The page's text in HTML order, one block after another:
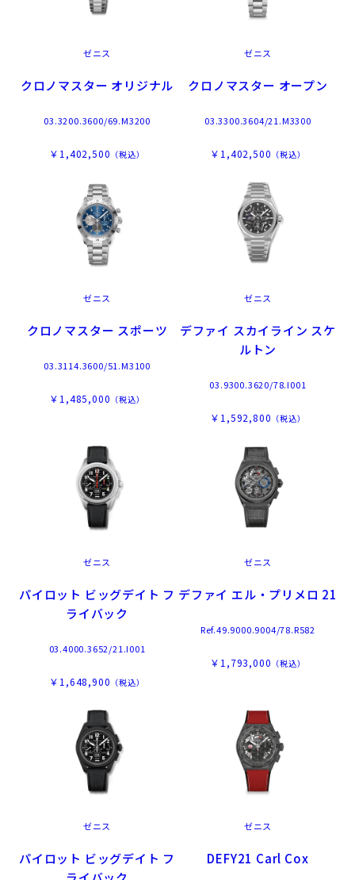
ゼニス
クロノマスター オリジナル
03.3200.3600/69.M3200
￥1,402,500 （税込）
ゼニス
クロノマスター オープン
03.3300.3604/21.M3300
￥1,402,500 （税込）
ゼニス
クロノマスター スポーツ
03.3114.3600/51.M3100
￥1,485,000 （税込）
ゼニス
デファイ スカイライン スケ
ルトン
03.9300.3620/78.I001
￥1,592,800 （税込）
ゼニス
パイロット ビッグデイト フ
ライバック
03.4000.3652/21.I001
￥1,648,900 （税込）
ゼニス
デファイ エル・プリメロ 21
Ref.49.9000.9004/78.R582
￥1,793,000 （税込）
ゼニス
パイロット ビッグデイト フ
ゼニス
DEFY21 Carl Cox